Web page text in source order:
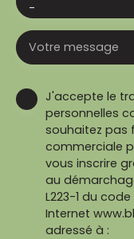
-
Votre message
J'accepte le
personnelles
souhaitez pas
commerciale
vous inscrire
au
L223-1 du
Internet
adressé à :